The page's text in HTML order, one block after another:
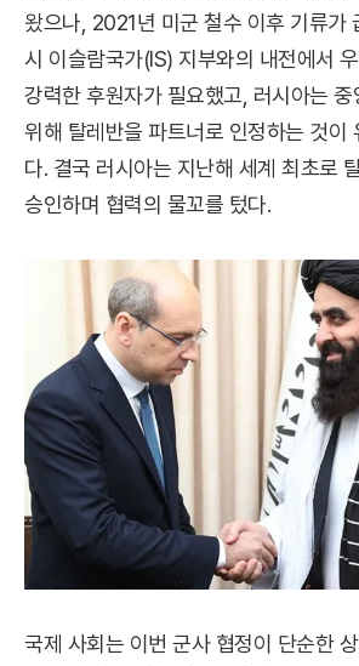
왔으나, 2021년 미군 철수 이후 기류가
시 이슬람국가(IS) 지부와의 내전에서
강력한 후원자가 필요했고, 러시아는
위해 탈레반을 파트너로 인정하는 것이
다. 결국 러시아는 지난해 세계 최초로
승인하며 협력의 물꼬를 텄다.
국제 사회는 이번 군사 협정이 단순한